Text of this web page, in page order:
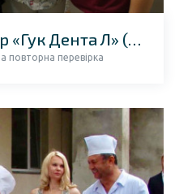
Медичний центр «Гук Дента Л» (м.Львів)
повторна перевірка